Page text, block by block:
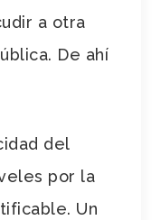
a otra
De ahí
del
por la
Un